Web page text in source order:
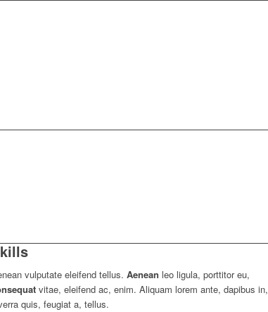
vulputate eleifend tellus.Aenean leo ligula, porttitor eu,
vitae, eleifend ac, enim. Aliquam lorem ante, dapibus in,
quis, feugiat a, tellus.